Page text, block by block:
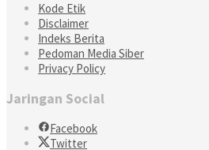
Kode Etik
Disclaimer
Indeks Berita
Pedoman Media Siber
Privacy Policy
Jaringan Social
Facebook
Twitter